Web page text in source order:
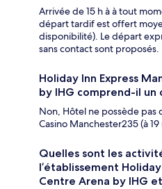
Arrivée de 15 h à à tout
départ tardif est offert
disponibilité). Le départ
sans contact sont proposés.
Holiday Inn Express
by IHG comprend-il un
Non, Hôtel ne possède pas
Casino Manchester235 (à
Quelles sont les
l’établissement
Centre Arena by IHG